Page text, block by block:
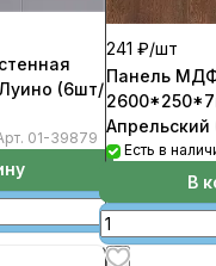
(6шт/
01-39879
241 ₽/шт
Панель
Апрельский
Есть в
В